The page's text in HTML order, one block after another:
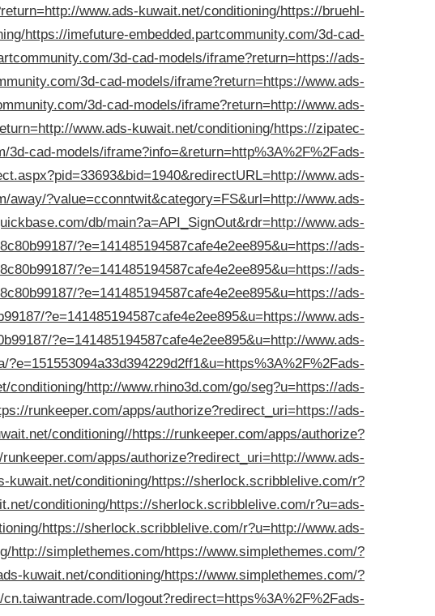
www.ads-kuwait.net/conditioning/https://bruehl-
https://imefuture-embedded.partcommunity.com/3d-cad-
3d-cad-models/iframe?return=https://ads-
3d-cad-models/iframe?return=https://www.ads-
3d-cad-models/iframe?return=http://www.ads-
www.ads-kuwait.net/conditioning/https://zipatec-
3d-cad-models/iframe?info=&return=http%3A%2F%2Fads-
www.ads-
away/?value=cconntwit&category=FS&url=http://www.ads-
db/main?a=API_SignOut&rdr=http://www.ads-
?e=141485194587cafe4e2ee895&u=https://ads-
?e=141485194587cafe4e2ee895&u=https://ads-
?e=141485194587cafe4e2ee895&u=https://ads-
?e=141485194587cafe4e2ee895&u=https://www.ads-
?e=141485194587cafe4e2ee895&u=http://www.ads-
conditioning/http://www.rhino3d.com/go/seg?u=https://ads-
runkeeper.com/apps/authorize?redirect_uri=https://ads-
conditioning//https://runkeeper.com/apps/authorize?
apps/authorize?redirect_uri=http://www.ads-
kuwait.net/conditioning/https://sherlock.scribblelive.com/r?
conditioning/https://sherlock.scribblelive.com/r?u=ads-
https://sherlock.scribblelive.com/r?u=http://www.ads-
http://simplethemes.com/https://www.simplethemes.com/?
kuwait.net/conditioning/https://www.simplethemes.com/?
cn.taiwantrade.com/logout?redirect=https%3A%2F%2Fads-